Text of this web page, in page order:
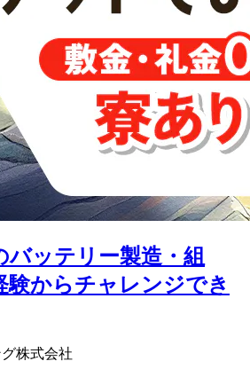
バッテリー製造・組
験からチャレンジでき
株式会社